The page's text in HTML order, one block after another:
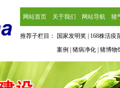
网站首页 关于我们 网站导航 猪
推荐子栏目： 国家发明奖 168株活疫
案例
猪病净化 猪博物